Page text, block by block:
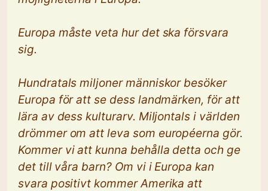
Europa måste veta hur det ska försvara
sig.
Hundratals miljoner människor besöker
Europa för att se dess landmärken, för att
lära av dess kulturarv. Miljontals i världen
drömmer om att leva som européerna gör.
Kommer vi att kunna behålla detta och ge
det till våra barn? Om vi i Europa kan
svara positivt kommer Amerika att